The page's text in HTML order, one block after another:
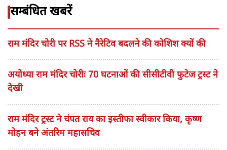
सम्बंधित खबरें
राम मंदिर चोरी पर RSS ने नैरेटिव बदलने की कोशिश क्यों की
अयोध्या राम मंदिर चोरीः 70 घटनाओं की सीसीटीवी फुटेज ट्रस्ट ने
देखी
राम मंदिर ट्रस्ट ने चंपत राय का इस्तीफा स्वीकार किया, कृष्ण
मोहन बने अंतरिम महासचिव